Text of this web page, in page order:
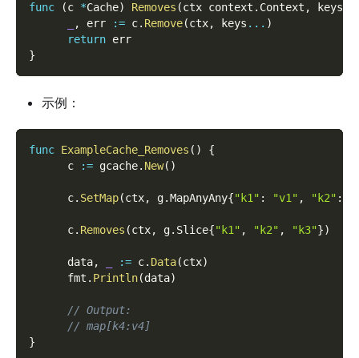
func (c *Cache) Removes (ctx context . Context , keys
, err := c. Remove(ctx, keys ... )
return err
}
示例：
func ExampleCache_Removes ( )
{
      c
:= gcache. New( )
      c
. SetMap(ctx, g.MapAnyAny{"k1" : "v1" , "k2" :
      c
. Removes (ctx, g. Slice{"k1" , "k2" , "k3"})
      data
, := c. Data(ctx)
      fmt
. Println(data)
// Output:
// map[k4:v4]
}